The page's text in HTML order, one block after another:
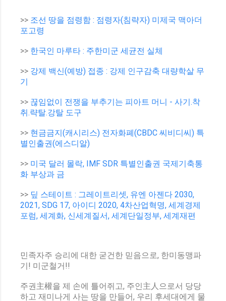
>> 조선 땅을 점령함 : 점령자(침략자) 미제국 맥아더
포고령
>> 한국인 마루타 : 주한미군 세균전 실체
>> 강제 백신(예방) 접종 : 강제 인구감축 대량학살 무
기
>> 끊임없이 전쟁을 부추기는 피아트 머니 - 사기.착
취.략탈.강탈 도구
>> 현금금지(캐시리스) 전자화폐(CBDC 씨비디씨) 특
별인출권(에스디알)
>> 미국 달러 몰락, IMF SDR 특별인출권 국제기축통
화 부상과 금
>> 딮 스테이트 : 그레이트리셋, 유엔 아젠다 2030,
2021, SDG 17, 아이디 2020, 4차산업혁명, 세계경제
포럼, 세계화, 신세계질서, 세계단일정부, 세계재편
민족자주 승리에 대한 굳건한 믿음으로, 한미동맹파
기! 미군철거!!
주권主權을 제 손에 틀어쥐고, 주인主人으로서 당당
하고 재미나게 사는 땅을 만들어, 우리 후세대에게 물